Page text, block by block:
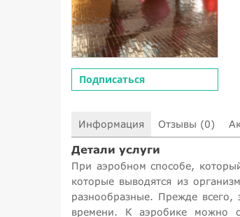
Подписаться
Информация Отзывы (0)
Детали услуги
При аэробном способе,
которые выводятся из
разнообразные. Прежде
времени. К аэробике можно